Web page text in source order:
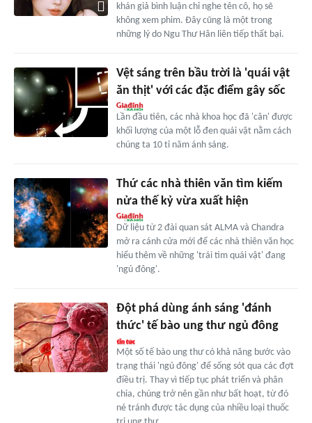
khán giả bình luận chỉ nghe tên cô, họ sẽ
không xem phim. Đây cũng là một trong
những lý do Ngu Thư Hân liên tiếp thất bại.
Vệt sáng trên bầu trời là 'quái vật
ăn thịt' với các đặc điểm gây sốc
Lần đầu tiên, các nhà khoa học đã 'cân' được
khối lượng của một lỗ đen quái vật nằm cách
chúng ta 10 tỉ năm ánh sáng.
Thứ các nhà thiên văn tìm kiếm
nửa thế kỷ vừa xuất hiện
Dữ liệu từ 2 đài quan sát ALMA và Chandra
mở ra cánh cửa mới để các nhà thiên văn học
hiểu thêm về những 'trái tim quái vật' đang
'ngủ đông'.
Đột phá dùng ánh sáng 'đánh
thức' tế bào ung thư ngủ đông
Một số tế bào ung thư có khả năng bước vào
trạng thái 'ngủ đông' để sống sót qua các đợt
điều trị. Thay vì tiếp tục phát triển và phân
chia, chúng trở nên gần như bất hoạt, từ đó
né tránh được tác dụng của nhiều loại thuốc